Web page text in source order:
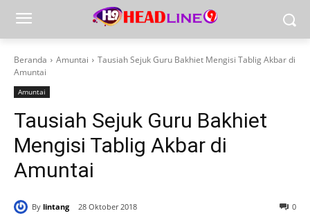
Beranda Amuntai
Tausiah Sejuk Guru Bakhiet Mengisi Tablig Akbar di
Amuntai
Amuntai
Tausiah Sejuk Guru Bakhiet
Mengisi Tablig Akbar di
Amuntai
By lintang 28 Oktober 2018 0